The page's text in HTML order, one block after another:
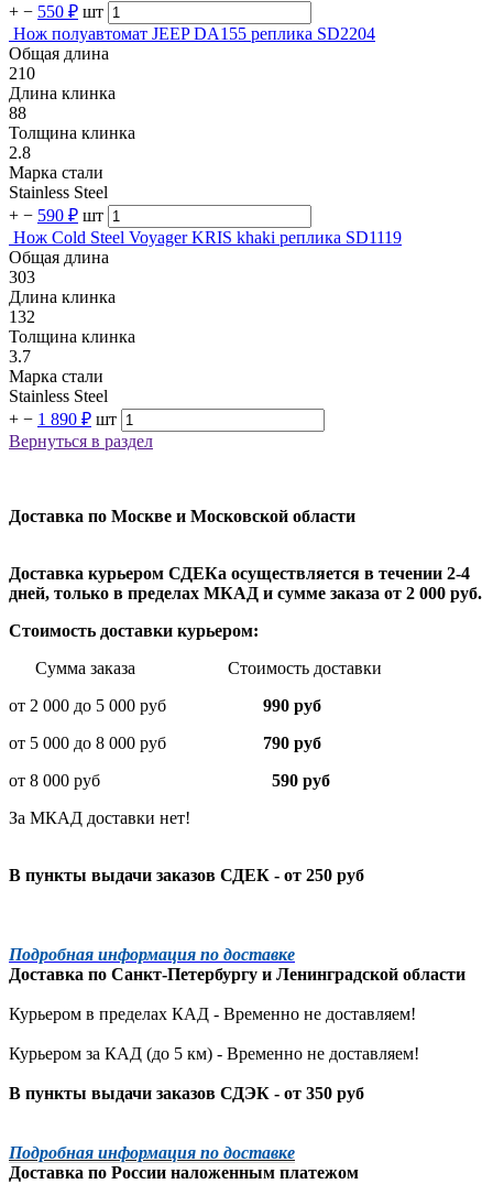
+ − 550 ₽ шт
Нож полуавтомат JEEP DA155 реплика SD2204
Общая длина
210
Длина клинка
88
Толщина клинка
2.8
Марка стали
Stainless Steel
+ − 590 ₽ шт
Нож Cold Steel Voyager KRIS khaki реплика SD1119
Общая длина
303
Длина клинка
132
Толщина клинка
3.7
Марка стали
Stainless Steel
+ − 1 890 ₽ шт
Вернуться в раздел
Доставка по Москве и Московской области
Доставка курьером СДЕКа осуществляется в течении 2-4
дней, только в пределах МКАД и сумме заказа от 2 000 руб.
Стоимость доставки курьером:
Сумма заказа Стоимость доставки
от 2 000 до 5 000 руб
990 руб
от 5 000 до 8 000 руб 790 руб
от 8 000 руб 590 руб
За МКАД доставки нет!
В пункты выдачи заказов СДЕК - от 250 руб
Подробная информация по доставке
Доставка по Санкт-Петербургу и Ленинградской области
Курьером в пределах КАД - Временно не доставляем!
Курьером за КАД (до 5 км) - Временно не доставляем!
В пункты выдачи заказов СДЭК - от 350 руб
Подробная информация по доставке
Доставка по России наложенным платежом